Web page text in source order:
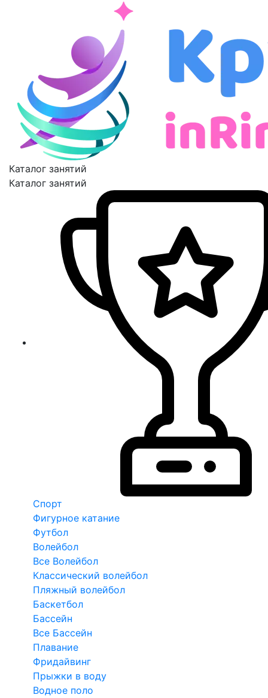
Каталог занятий
Каталог занятий
Спорт
Фигурное катание
Футбол
Волейбол
Все Волейбол
Классический волейбол
Пляжный волейбол
Баскетбол
Бассейн
Все Бассейн
Плавание
Фридайвинг
Прыжки в воду
Водное поло